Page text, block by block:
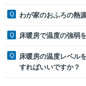
わが家のおふろの熱
床暖房で温度の強弱
床暖房の温度レベル
すればいいですか？